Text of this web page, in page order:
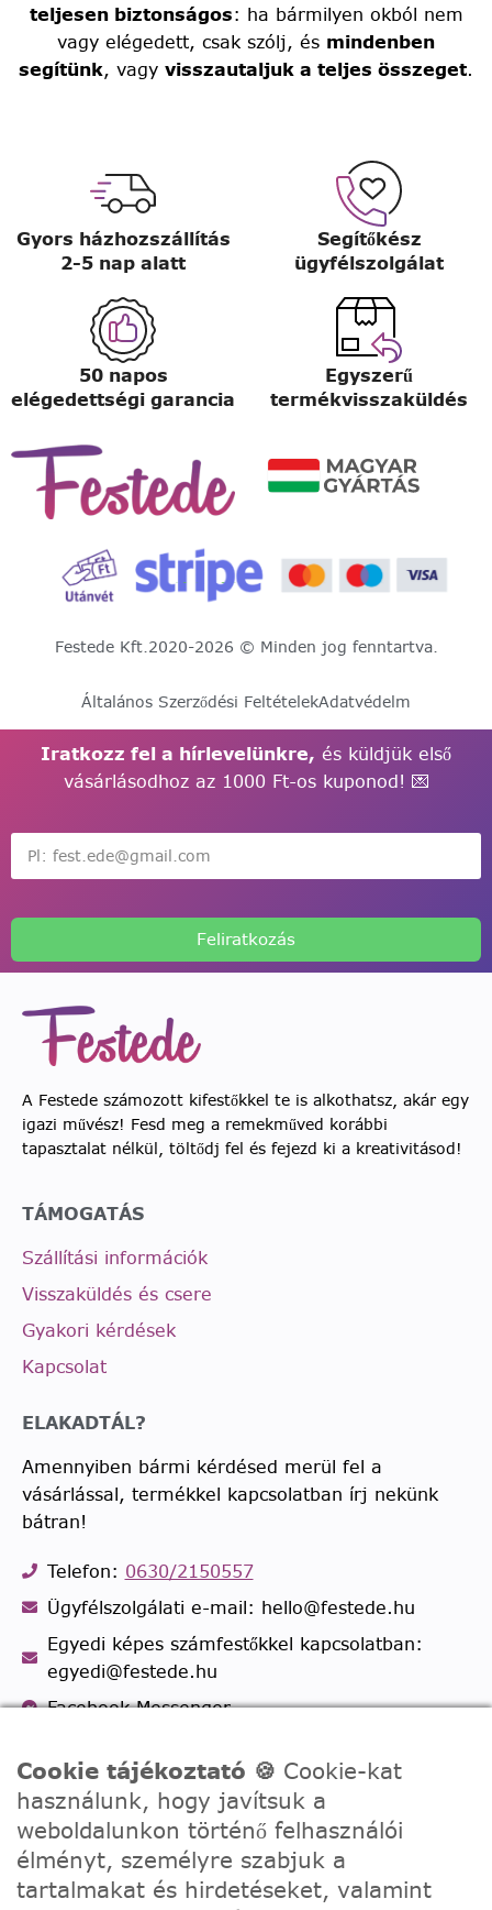
teljesen biztonságos: ha bármilyen okból nem
vagy elégedett, csak szólj, és mindenben
segítünk, vagy visszautaljuk a teljes összeget.
Gyors házhozszállítás
2-5 nap alatt
Segítőkész
ügyfélszolgálat
50 napos
elégedettségi garancia
Egyszerű
termékvisszaküldés
Festede Kft.2020-2026 © Minden jog fenntartva.
Általános Szerződési FeltételekAdatvédelm
Iratkozz fel a hírlevelünkre, és küldjük első
vásárlásodhoz az 1000 Ft-os kuponod! 💌
Feliratkozás
A Festede számozott kifestőkkel te is alkothatsz, akár egy
igazi művész! Fesd meg a remekműved korábbi
tapasztalat nélkül, töltődj fel és fejezd ki a kreativitásod!
TÁMOGATÁS
Szállítási információk
Visszaküldés és csere
Gyakori kérdések
Kapcsolat
ELAKADTÁL?
Amennyiben bármi kérdésed merül fel a
vásárlással, termékkel kapcsolatban írj nekünk
bátran!
Telefon: 0630/2150557
Ügyfélszolgálati e-mail: hello@festede.hu
Egyedi képes számfestőkkel kapcsolatban:
egyedi@festede.hu
Facebook Messenger
Cookie tájékoztató 🍪 Cookie-kat
használunk, hogy javítsuk a
weboldalunkon történő felhasználói
élményt, személyre szabjuk a
tartalmakat és hirdetéseket, valamint